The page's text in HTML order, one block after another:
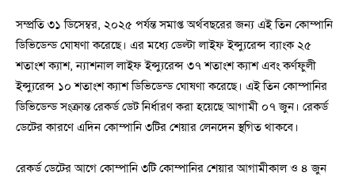
সম্প্রতি ৩১ ডিসেম্বর, ২০২৫ পর্যন্ত সমাপ্ত অর্থবছরের জন্য এই তিন কোম্পানি
ডিভিডেন্ড ঘোষণা করেছে। এর মধ্যে ডেল্টা লাইফ ইন্স্যুরেন্স ব্যাংক ২৫
শতাংশ ক্যাশ, ন্যাশনাল লাইফ ইন্স্যুরেন্স ৩৭ শতাংশ ক্যাশ এবং কর্ণফুলী
ইন্স্যুরেন্স ১০ শতাংশ ক্যাশ ডিভিডেন্ড ঘোষণা করেছে। এই তিন কোম্পানির
ডিভিডেন্ড সংক্রান্ত রেকর্ড ডেট নির্ধারণ করা হয়েছে আগামী ০৭ জুন। রেকর্ড
ডেটের কারণে এদিন কোম্পানি ৩টির শেয়ার লেনদেন স্থগিত থাকবে।
রেকর্ড ডেটের আগে কোম্পানি ৩টি কোম্পানির শেয়ার আগামীকাল ও ৪ জুন